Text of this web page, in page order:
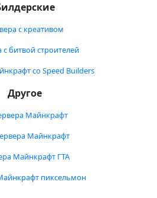
с креативом
с битвой строителей
со Speed Builders
Другое
Майнкрафт
Майнкрафт
Майнкрафт ГТА
пиксельмон